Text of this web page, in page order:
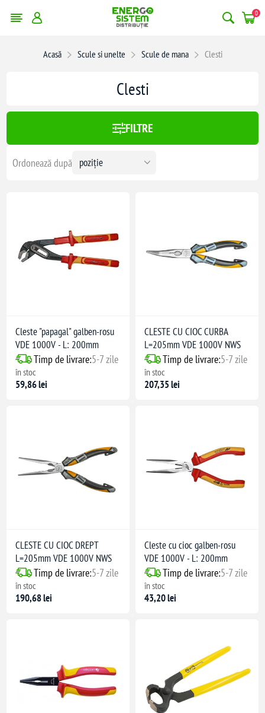
0
Acasă Scule si unelte Scule de mana Clesti
filtrele
408
Clesti
FILTRE
Ordonează după
Cleste "papagal" galben-rosu
VDE 1000V - L: 200mm
Timp de livrare:5-7 zile
în stoc
59,86 lei
CLESTE CU CIOC CURBA
L=205mm VDE 1000V NWS
Timp de livrare:5-7 zile
în stoc
207,35 lei
CLESTE CU CIOC DREPT
L=205mm VDE 1000V NWS
Timp de livrare:5-7 zile
în stoc
190,68 lei
Cleste cu cioc galben-rosu
VDE 1000V - L: 200mm
Timp de livrare:5-7 zile
în stoc
43,20 lei